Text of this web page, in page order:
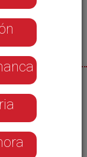
entrego 15
que